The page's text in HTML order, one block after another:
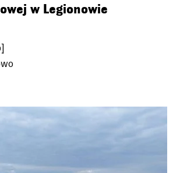
w Legionowie